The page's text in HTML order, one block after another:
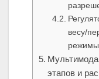
весу/
этапов и